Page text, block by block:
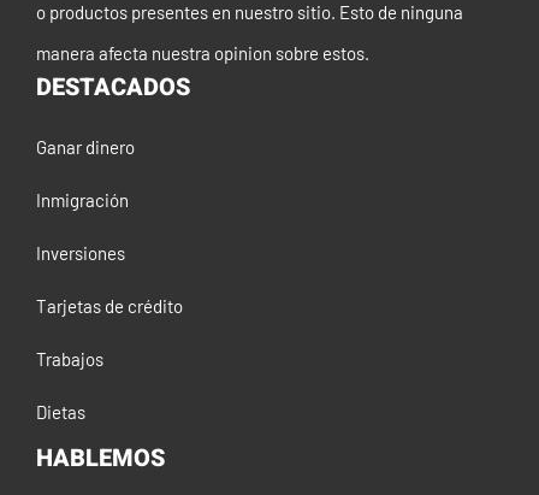
o productos presentes en nuestro sitio. Esto de ninguna
manera afecta nuestra opinion sobre estos.
DESTACADOS
Ganar dinero
Inmigración
Inversiones
Tarjetas de crédito
Trabajos
Dietas
HABLEMOS